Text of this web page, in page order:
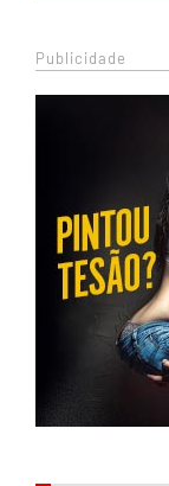
Publicidade